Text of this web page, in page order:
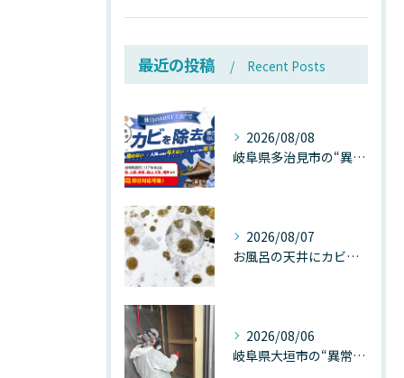
最近の投稿 Recent Posts
2026/08/08
岐阜県多治見市の“異常な高温”が建物内部を破壊する──深層カビが急増する危険な温度差の正体
2026/08/07
お風呂の天井にカビが生えたら要注意！2026年8月の猛暑・高湿度で急増する浴室カビの原因と正しい対策
2026/08/06
岐阜県大垣市の“異常に高い気温”が建物内部を腐らせる──深層カビが爆発的に増える本当の理由